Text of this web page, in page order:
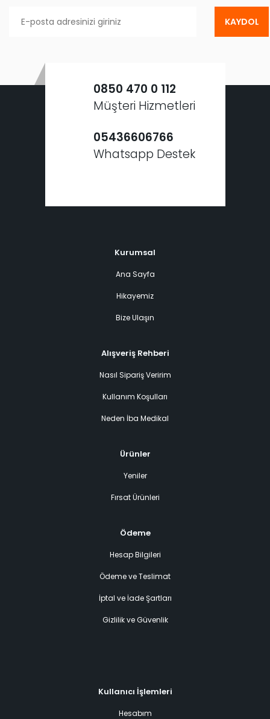
KAYDOL
0850 470 0 112
Müşteri Hizmetleri
05436606766
Whatsapp Destek
Kurumsal
Ana Sayfa
Hikayemiz
Bize Ulaşın
Alışveriş Rehberi
Nasıl Sipariş Veririm
Kullanım Koşulları
Neden İba Medikal
Ürünler
Yeniler
Fırsat Ürünleri
Ödeme
Hesap Bilgileri
Ödeme ve Teslimat
İptal ve İade Şartları
Gizlilik ve Güvenlik
Kullanıcı İşlemleri
Hesabım